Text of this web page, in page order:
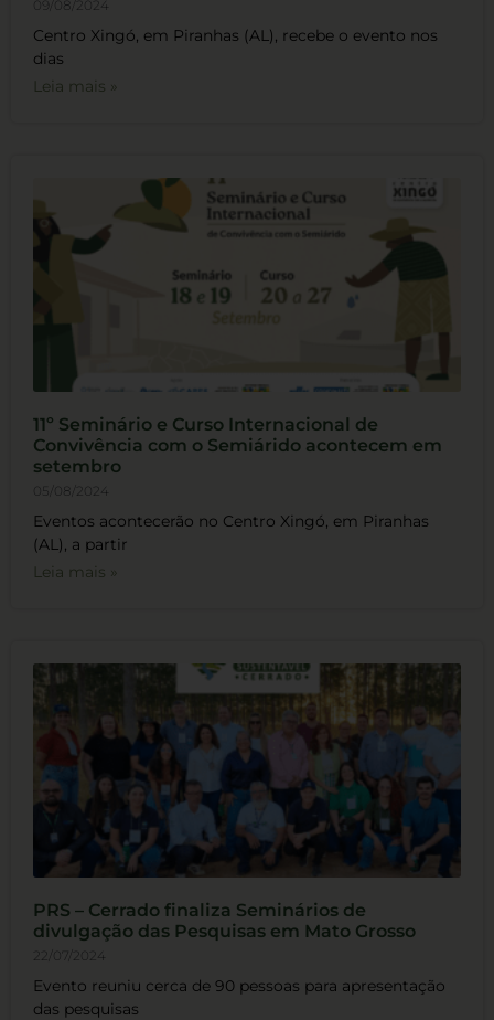
09/08/2024
Centro Xingó, em Piranhas (AL), recebe o evento nos
dias
Leia mais »
11º Seminário e Curso Internacional de
Convivência com o Semiárido acontecem em
setembro
05/08/2024
Eventos acontecerão no Centro Xingó, em Piranhas
(AL), a partir
Leia mais »
PRS – Cerrado finaliza Seminários de
divulgação das Pesquisas em Mato Grosso
22/07/2024
Evento reuniu cerca de 90 pessoas para apresentação
das pesquisas